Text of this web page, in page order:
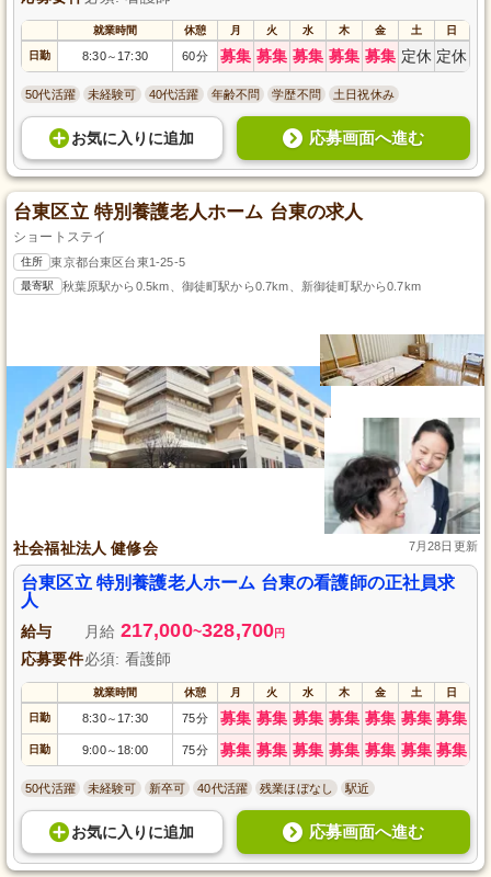
就業時間 休憩 月 火 水 木 金 土 日
日勤 8:30～ 17:30 60分 募集 募集 募集 募集 募集 定休 定休
50代活躍 未経験可 40代活躍 年齢不問 学歴不問 土日祝休み
お気に入り に追加 応募画面へ進む
台東区立 特別養護老人ホーム 台東の求人
ショートステイ
住所 東京都台東区台東1-25-5
最寄駅 秋葉原駅から0.5km、御徒町駅から0.7km、新御徒町駅から0.7km
社会福祉法人 健修会 7月28日更新
台東区立 特別養護老人ホーム 台東の看護師の正社員求
人
給与 月給 217,000~328,700円
応募要件必須: 看護師
就業時間 休憩 月 火 水 木 金 土 日
日勤 8:30～ 17:30 75分 募集 募集 募集 募集 募集 募集 募集
日勤 9:00～ 18:00 75分 募集 募集 募集 募集 募集 募集 募集
50代活躍 未経験可 新卒可 40代活躍 残業ほぼなし 駅近
お気に入り に追加 応募画面へ進む